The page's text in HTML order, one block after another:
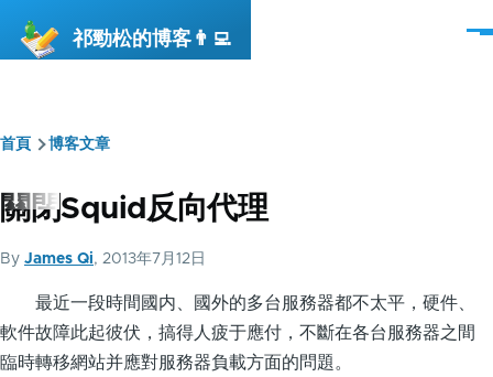
祁勁松的博客👨‍💻
選
導
航
連
結
首頁 博客文章
關閉Squid反向代理
By James Qi, 2013年7月12日
最近一段時間國内、國外的多台服務器都不太平，硬件、
軟件故障此起彼伏，搞得人疲于應付，不斷在各台服務器之間
臨時轉移網站并應對服務器負載方面的問題。